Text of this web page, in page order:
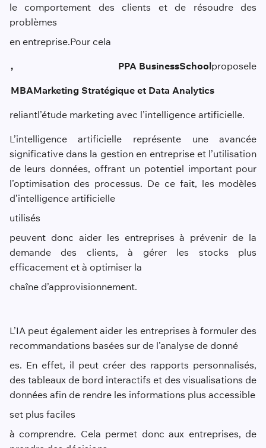
le comportement des clients et de résoudre des
problèmes
en entreprise.Pour cela
, PPA BusinessSchoolproposele
MBAMarketing Stratégique et Data Analytics
reliantl’étude marketing avec l’intelligence artificielle.
L’intelligence artificielle représente une avancée
significative dans la gestion en entreprise et l’utilisation
de leurs données, offrant un potentiel important pour
l’optimisation des processus. De ce fait, les modèles
d’intelligence artificielle
utilisés
peuvent donc aider les entreprises à prévenir de la
demande des clients, à gérer les stocks plus
efficacement et à optimiser la
chaîne d’approvisionnement.
L’IA peut également aider les entreprises à formuler des
recommandations basées sur de l’analyse de donné
es. En effet, il peut créer des rapports personnalisés,
des tableaux de bord interactifs et des visualisations de
données afin de rendre les informations plus accessible
set plus faciles
à comprendre. Cela permet donc aux entreprises, de